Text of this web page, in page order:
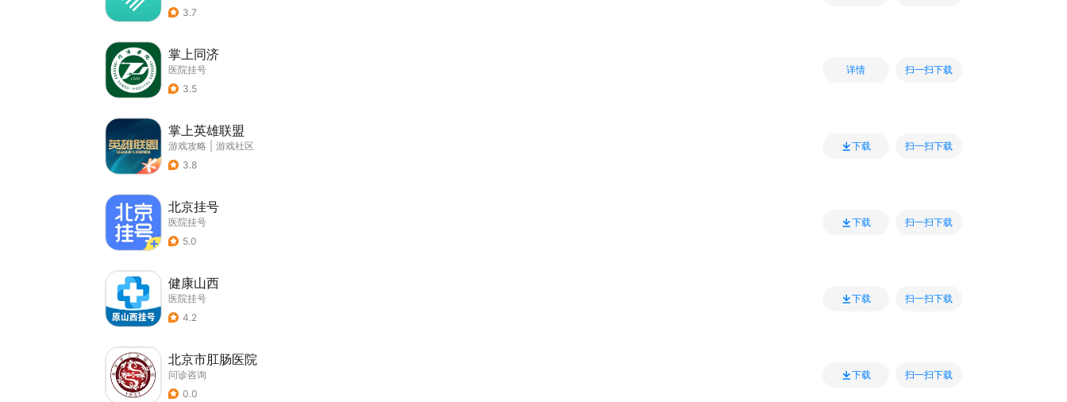
3.7
掌上同济
医院挂号
3.5
详情 扫一扫下载
掌上英雄联盟
游戏攻略
游戏社区
3.8
下载 扫一扫下载
北京挂号
医院挂号
5.0
下载 扫一扫下载
健康山西
医院挂号
4.2
下载 扫一扫下载
北京市肛肠医院
问诊咨询
0.0
下载 扫一扫下载